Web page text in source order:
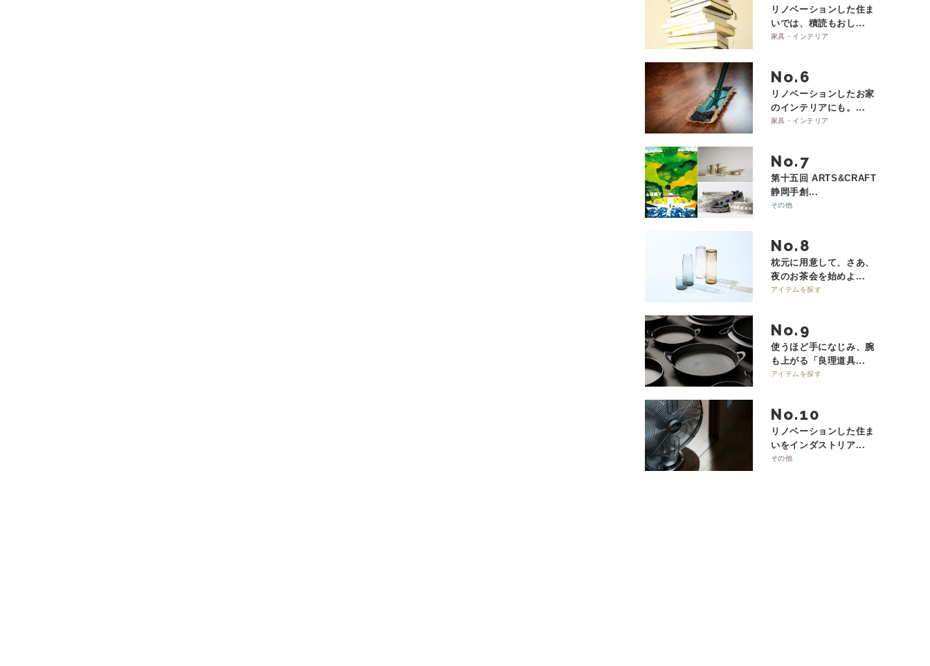
リノベーションした住ま
いでは、積読もおし...
家具・インテリア
No.
リノベーションしたお家
のインテリアにも。...
家具・インテリア
No.
第十五回 ARTS&CRAFT
静岡手創...
その他
No.
枕元に用意して、さあ、
夜のお茶会を始めよ...
アイテムを探す
No.
使うほど手になじみ、腕
も上がる「良理道具...
アイテムを探す
No.
リノベーションした住ま
いをインダストリア...
その他